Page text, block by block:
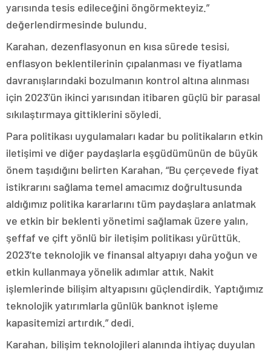
yarısında tesis edileceğini öngörmekteyiz.”
değerlendirmesinde bulundu.
Karahan, dezenflasyonun en kısa sürede tesisi,
enflasyon beklentilerinin çıpalanması ve fiyatlama
davranışlarındaki bozulmanın kontrol altına alınması
için 2023’ün ikinci yarısından itibaren güçlü bir parasal
sıkılaştırmaya gittiklerini söyledi.
Para politikası uygulamaları kadar bu politikaların etkin
iletişimi ve diğer paydaşlarla eşgüdümünün de büyük
önem taşıdığını belirten Karahan, “Bu çerçevede fiyat
istikrarını sağlama temel amacımız doğrultusunda
aldığımız politika kararlarını tüm paydaşlara anlatmak
ve etkin bir beklenti yönetimi sağlamak üzere yalın,
şeffaf ve çift yönlü bir iletişim politikası yürüttük.
2023’te teknolojik ve finansal altyapıyı daha yoğun ve
etkin kullanmaya yönelik adımlar attık. Nakit
işlemlerinde bilişim altyapısını güçlendirdik. Yaptığımız
teknolojik yatırımlarla günlük banknot işleme
kapasitemizi artırdık.” dedi.
Karahan, bilişim teknolojileri alanında ihtiyaç duyulan